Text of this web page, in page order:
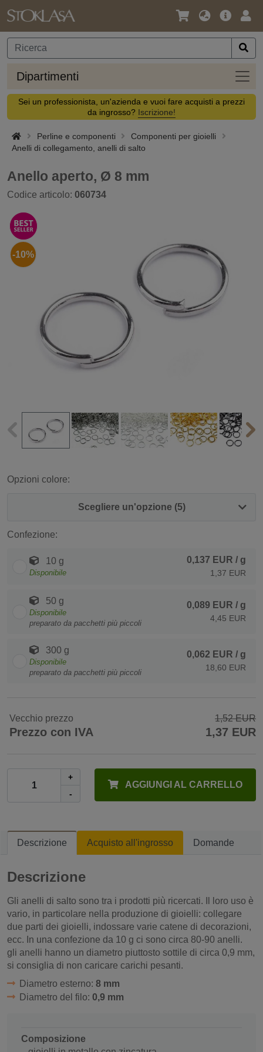
Lingua
Valuta
Offerta
Dipartimenti
Sei un professionista, un'azienda e vuoi fare acquisti a prezzi
da ingrosso? Iscrizione!
Perline e componenti
Componenti per gioielli
Anelli di collegamento, anelli di salto
Anello aperto, Ø 8 mm
Codice articolo: 060734
-10%
Opzioni colore:
Scegliere un'opzione (5)
Confezione:
10 g
Disponibile
0,137 EUR / g
1,37 EUR
50 g
Disponibile
preparato da pacchetti più piccoli
0,089 EUR / g
4,45 EUR
300 g
Disponibile
preparato da pacchetti più piccoli
0,062 EUR / g
18,60 EUR
Vecchio prezzo 1,52 EUR
Prezzo con IVA 1,37 EUR
+
-
AGGIUNGI AL CARRELLO
Descrizione Acquisto all'ingrosso Domande
Descrizione
Gli anelli di salto sono tra i prodotti più ricercati. Il loro uso è
vario, in particolare nella produzione di gioielli: collegare
due parti dei gioielli, indossare varie catene di decorazioni,
ecc. In una confezione da 10 g ci sono circa 80-90 anelli.
gli anelli hanno un diametro piuttosto sottile di circa 0,9 mm,
si consiglia di non caricare carichi pesanti.
Diametro esterno: 8 mm
Diametro del filo: 0,9 mm
Composizione